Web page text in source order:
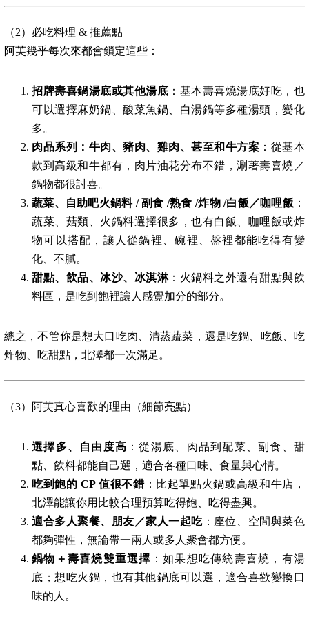
（2）必吃料理 & 推薦點
阿芙幾乎每次來都會鎖定這些：
招牌壽喜鍋湯底或其他湯底 ：基本壽喜燒湯底好吃，也
可以選擇麻奶鍋、酸菜魚鍋、白湯鍋等多種湯頭，變化
多。
肉品系列：牛肉、豬肉、雞肉、甚至和牛方案 ：從基本
款到高級和牛都有，肉片油花分布不錯，涮著壽喜燒／
鍋物都很討喜。
蔬菜、自助吧火鍋料 / 副食 /熟食 /炸物 /白飯／咖哩飯 ：
蔬菜、菇類、火鍋料選擇很多，也有白飯、咖哩飯或炸
物可以搭配，讓人從鍋裡、碗裡、盤裡都能吃得有變
化、不膩。
甜點、飲品、冰沙、冰淇淋：火鍋料之外還有甜點與飲
料區，是吃到飽裡讓人感覺加分的部分。
總之，不管你是想大口吃肉、清蒸蔬菜，還是吃鍋、吃飯、吃
炸物、吃甜點，北澤都一次滿足。
（3）阿芙真心喜歡的理由（細節亮點）
選擇多、自由度高 ：從湯底、肉品到配菜、副食、甜
點、飲料都能自己選，適合各種口味、食量與心情。
吃到飽的 CP 值很不錯：比起單點火鍋或高級和牛店，
北澤能讓你用比較合理預算吃得飽、吃得盡興。
適合多人聚餐、朋友／家人一起吃：座位、空間與菜色
都夠彈性，無論帶一兩人或多人聚會都方便。
鍋物＋壽喜燒雙重選擇 ：如果想吃傳統壽喜燒，有湯
底；想吃火鍋，也有其他鍋底可以選，適合喜歡變換口
味的人。